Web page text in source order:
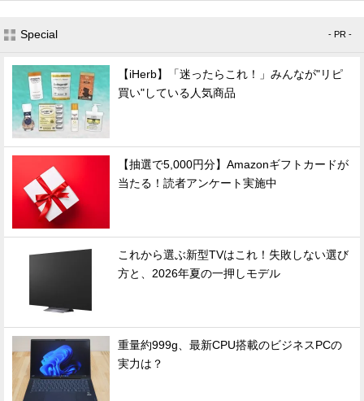
Special - PR -
【iHerb】「迷ったらこれ！」みんなが"リピ
買い"している人気商品
【抽選で5,000円分】Amazonギフトカードが
当たる！読者アンケート実施中
これから選ぶ新型TVはこれ！失敗しない選び
方と、2026年夏の一押しモデル
重量約999g、最新CPU搭載のビジネスPCの
実力は？